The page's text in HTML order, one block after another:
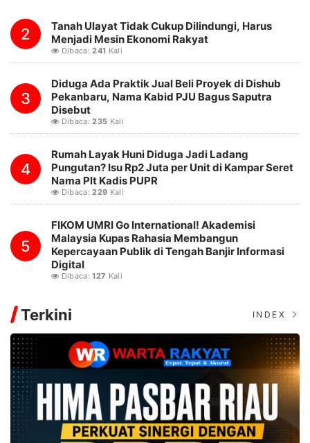
2
Tanah Ulayat Tidak Cukup Dilindungi, Harus
Menjadi Mesin Ekonomi Rakyat
Dibaca:241 Kali
3
Diduga Ada Praktik Jual Beli Proyek di Dishub
Pekanbaru, Nama Kabid PJU Bagus Saputra
Disebut
Dibaca:235 Kali
4
Rumah Layak Huni Diduga Jadi Ladang
Pungutan? Isu Rp2 Juta per Unit di Kampar Seret
Nama Plt Kadis PUPR
Dibaca:229 Kali
5
FIKOM UMRI Go International! Akademisi
Malaysia Kupas Rahasia Membangun
Kepercayaan Publik di Tengah Banjir Informasi
Digital
Dibaca:127 Kali
Terkini INDEX